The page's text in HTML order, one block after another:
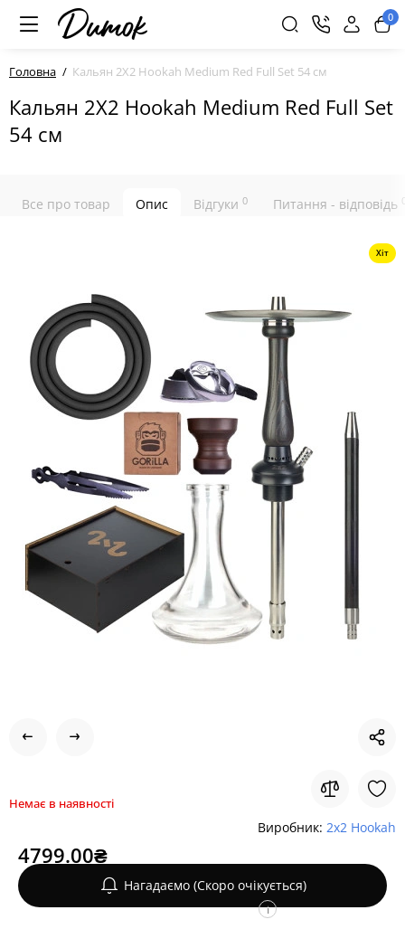
0
Головна Кальян 2X2 Hookah Medium Red Full Set 54 см
Кальян 2X2 Hookah Medium Red Full Set
54 см
Все про товар Опис Відгуки 0 Питання - відповідь
Хіт
Немає в наявності
Виробник: 2x2 Hookah
4799.00₴
Нагадаємо (Скоро очікується)
i